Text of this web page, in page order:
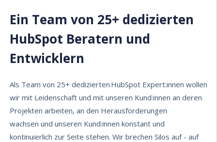
Ein Team von 25+ dedizierten
HubSpot Beratern und
Entwicklern
Als Team von 25+ dedizierten HubSpot Expert:innen wollen
wir mit Leidenschaft und mit unseren Kund:innen an deren
Projekten arbeiten​, an den Herausforderungen
wachsen und unseren Kund:innen konstant und
kontinuierlich zur Seite stehen​. Wir brechen Silos auf - auf